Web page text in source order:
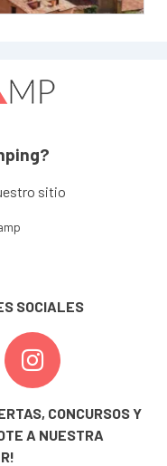
sitio
SOCIALES
CONCURSOS Y
A NUESTRA